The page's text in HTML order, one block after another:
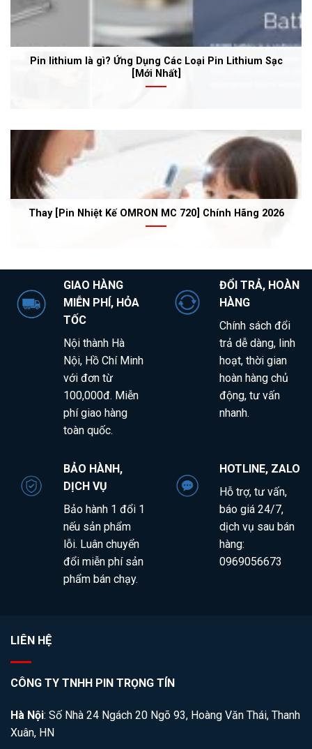
Pin lithium là gì? Ứng Dụng Các Loại Pin Lithium Sạc
[Mới Nhất]
Thay [Pin Nhiệt Kế OMRON MC 720] Chính Hãng 2026
GIAO HÀNG
MIỄN PHÍ, HỎA
TỐC
Nội thành Hà
Nội, Hồ Chí Minh
với đơn từ
100,000đ. Miễn
phí giao hàng
toàn quốc.
BẢO HÀNH,
DỊCH VỤ
Bảo hành 1 đổi 1
nếu sản phẩm
lỗi. Luân chuyển
đổi miễn phí sản
phẩm bán chạy.
HOTLINE, ZALO
Hỗ trợ, tư vấn,
báo giá 24/7,
dịch vụ sau bán
hàng:
0969056673
ĐỔI TRẢ, HOÀN
HÀNG
Chính sách đổi
trả dễ dàng, linh
hoạt, thời gian
hoàn hàng chủ
động, tư vấn
nhanh.
LIÊN HỆ
CÔNG TY TNHH PIN TRỌNG TÍN
Hà Nội: Số Nhà 24 Ngách 20 Ngõ 93, Hoàng Văn Thái, Thanh
Xuân, HN